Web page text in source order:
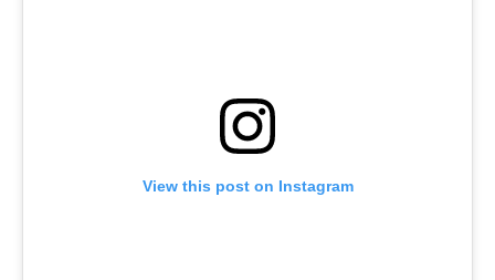
View this post on Instagram